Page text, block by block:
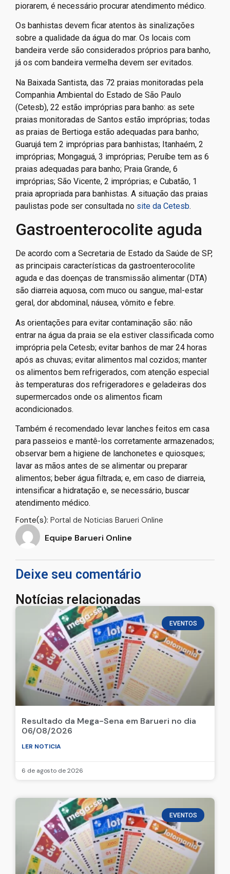
piorarem, é necessário procurar atendimento médico.
Os banhistas devem ficar atentos às sinalizações
sobre a qualidade da água do mar. Os locais com
bandeira verde são considerados próprios para banho,
já os com bandeira vermelha devem ser evitados.
Na Baixada Santista, das 72 praias monitoradas pela
Companhia Ambiental do Estado de São Paulo
(Cetesb), 22 estão impróprias para banho: as sete
praias monitoradas de Santos estão impróprias; todas
as praias de Bertioga estão adequadas para banho;
Guarujá tem 2 impróprias para banhistas; Itanhaém, 2
impróprias; Mongaguá, 3 impróprias; Peruíbe tem as 6
praias adequadas para banho; Praia Grande, 6
impróprias; São Vicente, 2 impróprias; e Cubatão, 1
praia apropriada para banhistas. A situação das praias
paulistas pode ser consultada no site da Cetesb.
Gastroenterocolite aguda
De acordo com a Secretaria de Estado da Saúde de SP,
as principais características da gastroenterocolite
aguda e das doenças de transmissão alimentar (DTA)
são diarreia aquosa, com muco ou sangue, mal-estar
geral, dor abdominal, náusea, vômito e febre.
As orientações para evitar contaminação são: não
entrar na água da praia se ela estiver classificada como
imprópria pela Cetesb; evitar banhos de mar 24 horas
após as chuvas; evitar alimentos mal cozidos; manter
os alimentos bem refrigerados, com atenção especial
às temperaturas dos refrigeradores e geladeiras dos
supermercados onde os alimentos ficam
acondicionados.
Também é recomendado levar lanches feitos em casa
para passeios e mantê-los corretamente armazenados;
observar bem a higiene de lanchonetes e quiosques;
lavar as mãos antes de se alimentar ou preparar
alimentos; beber água filtrada; e, em caso de diarreia,
intensificar a hidratação e, se necessário, buscar
atendimento médico.
Fonte(s): Portal de Noticias Barueri Online
Equipe Barueri Online
Deixe seu comentário
Notícias relacionadas
EVENTOS
Resultado da Mega-Sena em Barueri no dia
06/08/2026
LER NOTICIA
6 de agosto de 2026
EVENTOS